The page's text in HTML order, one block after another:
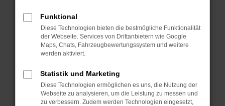
Das kann manchmal helfen, vorübergehende
Probleme zu beheben.
Stelle sicher, dass dein Browser und dein
Betriebssystem auf dem neuesten Stand sind.
Sicherheitsrisiko, sondern kann auch dazu führen,
dass bestimmte Funktionen nicht mehr
unterstützt werden.
Funktional
Diese Technologien bieten die bestmögliche Funktionalität
der Webseite. Services von Drittanbietern wie Google
Maps, Chats, Fahrzeugbewertungssystem und weitere
werden aktiviert.
Statistik und Marketing
Diese Technologien ermöglichen es uns, die Nutzung der
Webseite zu analysieren, um die Leistung zu messen und
zu verbessern. Zudem werden Technologien eingesetzt,